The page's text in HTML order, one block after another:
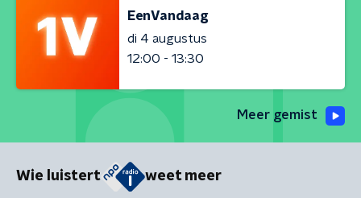
EenVandaag
di 4 augustus
12:00 - 13:30
Meer gemist
Wie luistert weet meer